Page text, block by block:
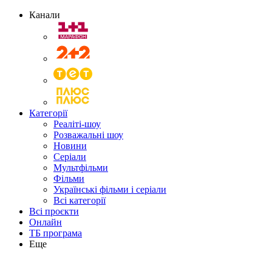
Канали
Категорії
Реаліті-шоу
Розважальні шоу
Новини
Серіали
Мультфільми
Фільми
Українські фільми і серіали
Всі категорії
Всі проєкти
Онлайн
ТБ програма
Еще